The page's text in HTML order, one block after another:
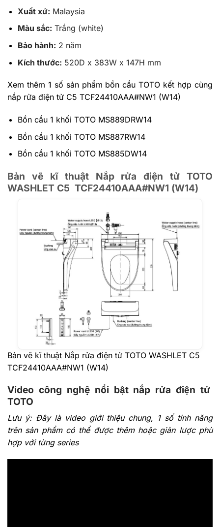
Xuất xứ: Malaysia
Màu sắc: Trắng (white)
Bảo hành: 2 năm
Kích thước: 520D x 383W x 147H mm
Xem thêm 1 số sản phẩm bồn cầu TOTO kết hợp cùng
nắp rửa điện tử C5 TCF24410AAA#NW1 (W14)
Bồn cầu 1 khối TOTO MS889DRW14
Bồn cầu 1 khối TOTO MS887RW14
Bồn cầu 1 khối TOTO MS885DW14
Bản vẽ kĩ thuật Nắp rửa điện tử TOTO
WASHLET C5 TCF24410AAA#NW1 (W14)
Bản vẽ kĩ thuật Nắp rửa điện tử TOTO WASHLET C5
TCF24410AAA#NW1 (W14)
Video công nghệ nổi bật nắp rửa điện tử
TOTO
Lưu ý: Đây là video giới thiệu chung, 1 số tính năng
trên sản phẩm có thể được thêm hoặc giản lược phù
hợp với từng series